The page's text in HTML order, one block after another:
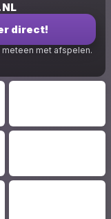
direct!
met afspelen.